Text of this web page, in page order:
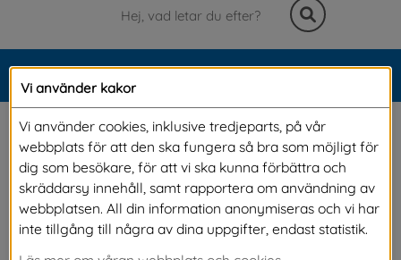
Meny
Utvärdering I mitt
drömsamhälle
Vi använder kakor
Vi använder cookies, inklusive tredjeparts, på vår
webbplats för att den ska fungera så bra som möjligt för
dig som besökare, för att vi ska kunna förbättra och
skräddarsy innehåll, samt rapportera om användning av
webbplatsen. All din information anonymiseras och vi har
inte tillgång till några av dina uppgifter, endast statistik.